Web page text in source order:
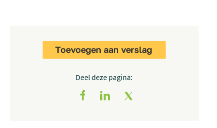
Toevoegen aan verslag
Deel deze pagina: